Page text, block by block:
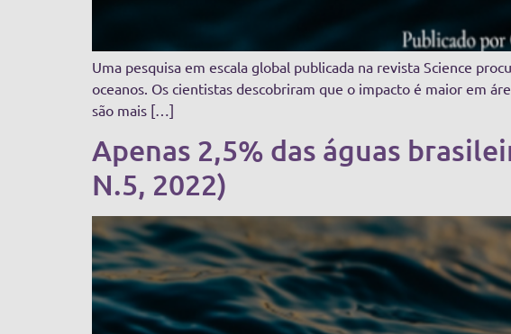
Uma pesquisa em escala global publicada na revista Science
oceanos. Os cientistas descobriram que o impacto é maior em
são mais […]
Apenas 2,5% das águas
N.5, 2022)